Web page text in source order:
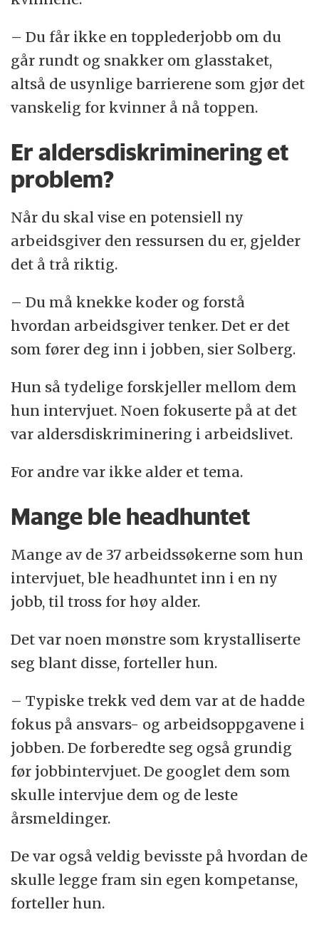
– Du får ikke en topplederjobb om du
går rundt og snakker om glasstaket,
altså de usynlige barrierene som gjør det
vanskelig for kvinner å nå toppen.
Er aldersdiskriminering et
problem?
Når du skal vise en potensiell ny
arbeidsgiver den ressursen du er, gjelder
det å trå riktig.
– Du må knekke koder og forstå
hvordan arbeidsgiver tenker. Det er det
som fører deg inn i jobben, sier Solberg.
Hun så tydelige forskjeller mellom dem
hun intervjuet. Noen fokuserte på at det
var aldersdiskriminering i arbeidslivet.
For andre var ikke alder et tema.
Mange ble headhuntet
Mange av de 37 arbeidssøkerne som hun
intervjuet, ble headhuntet inn i en ny
jobb, til tross for høy alder.
Det var noen mønstre som krystalliserte
seg blant disse, forteller hun.
– Typiske trekk ved dem var at de hadde
fokus på ansvars- og arbeidsoppgavene i
jobben. De forberedte seg også grundig
før jobbintervjuet. De googlet dem som
skulle intervjue dem og de leste
årsmeldinger.
De var også veldig bevisste på hvordan de
skulle legge fram sin egen kompetanse,
forteller hun.